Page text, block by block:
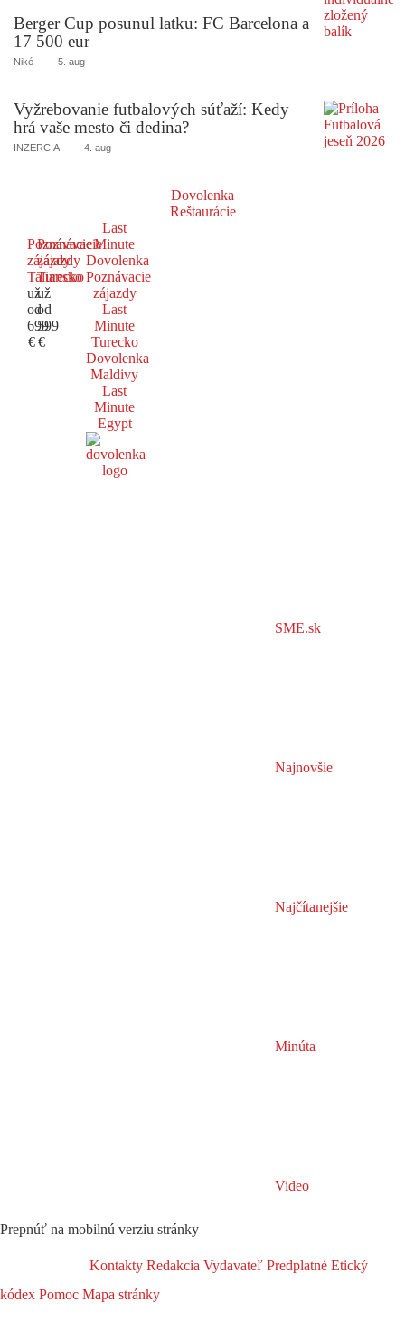
Berger Cup posunul latku: FC Barcelona a
17 500 eur
Niké 5. aug
Vyžrebovanie futbalových súťaží: Kedy
hrá vaše mesto či dedina?
INZERCIA 4. aug
Dovolenka
Reštaurácie
Poznávacie
zájazdy
Taliansko
už
od
699
€
Poznávacie
zájazdy
Turecko
už
od
599
€
Last
Minute
Dovolenka
Poznávacie
zájazdy
Last
Minute
Turecko
Dovolenka
Maldivy
Last
Minute
Egypt
SME.sk
Najnovšie
Najčítanejšie
Minúta
Video
Prepnúť na mobilnú verziu stránky
Kontakty Redakcia Vydavateľ Predplatné Etický
kódex Pomoc Mapa stránky